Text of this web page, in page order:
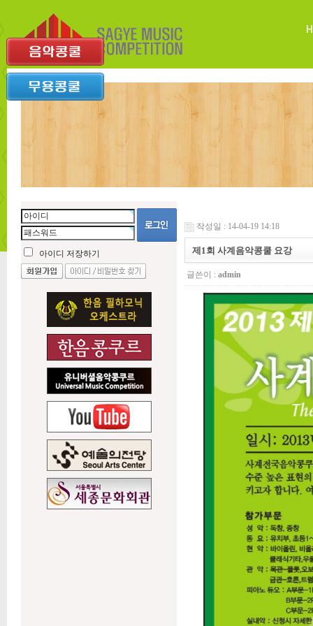
아이디 저장하기
작성일 : 14-04-19 14:18
제1회 사계음악콩쿨 요강
글쓴이 : admin